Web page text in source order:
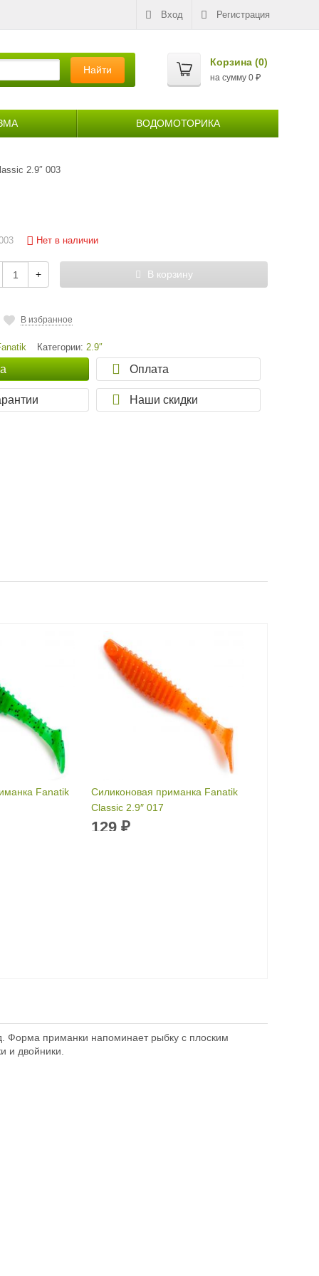
Вход Регистрация
Найти
Корзина (0)
на сумму 0 ₽
ВОДОМОТОРИКА
2.9″ 003
Нет в наличии
+ В корзину
В избранное
Категории:2.9″
Оплата
Наши скидки
Fanatik
Силиконовая приманка Fanatik
Classic 2.9″ 017
129 ₽
Форма приманки напоминает рыбку с плоским
и двойники.